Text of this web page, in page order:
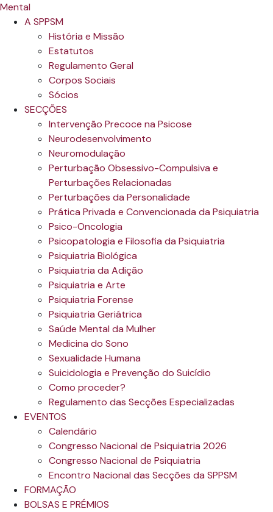
A SPPSM
História e Missão
Estatutos
Regulamento Geral
Corpos Sociais
Sócios
SECÇÕES
Intervenção Precoce na Psicose
Neurodesenvolvimento
Neuromodulação
Perturbação Obsessivo-Compulsiva e
Perturbações Relacionadas
Perturbações da Personalidade
Prática Privada e Convencionada da Psiquiatria
Psico-Oncologia
Psicopatologia e Filosofia da Psiquiatria
Psiquiatria Biológica
Psiquiatria da Adição
Psiquiatria e Arte
Psiquiatria Forense
Psiquiatria Geriátrica
Saúde Mental da Mulher
Medicina do Sono
Sexualidade Humana
Suicidologia e Prevenção do Suicídio
Como proceder?
Regulamento das Secções Especializadas
EVENTOS
Calendário
Congresso Nacional de Psiquiatria 2026
Congresso Nacional de Psiquiatria
Encontro Nacional das Secções da SPPSM
FORMAÇÃO
BOLSAS E PRÉMIOS